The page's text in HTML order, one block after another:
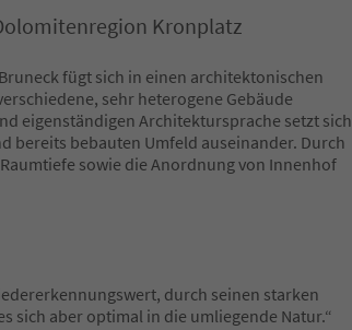
Kronplatz
fügt sich in einen architektonischen
sehr heterogene Gebäude
eigenständigen Architektursprache setzt sich
bereits bebauten Umfeld auseinander. Durch
sowie die Anordnung von Innenhof
durch seinen starken
sich aber optimal in die umliegende Natur.“